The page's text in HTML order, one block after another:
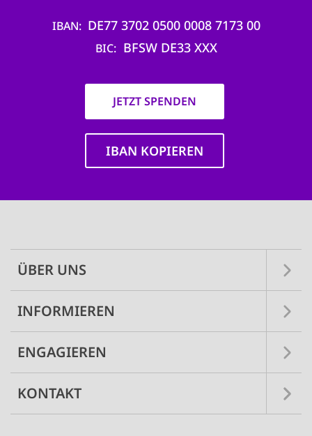
IBAN DE77 3702 0500 0008 7173 00
BIC BFSW DE33 XXX
JETZT SPENDEN
IBAN KOPIEREN
ÜBER UNS
INFORMIEREN
ENGAGIEREN
KONTAKT